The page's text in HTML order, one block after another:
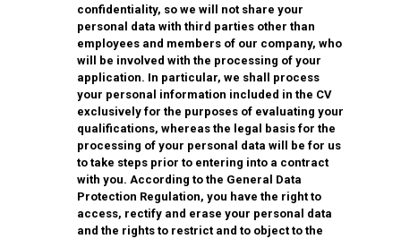
confidentiality, so we will not share your
personal data with third parties other than
employees and members of our company, who
will be involved with the processing of your
application. In particular, we shall process
your personal information included in the CV
exclusively for the purposes of evaluating your
qualifications, whereas the legal basis for the
processing of your personal data will be for us
to take steps prior to entering into a contract
with you. According to the General Data
Protection Regulation, you have the right to
access, rectify and erase your personal data
and the rights to restrict and to object to the